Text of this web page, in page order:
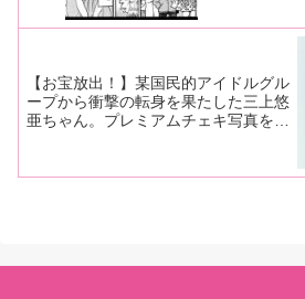
【お宝放出！】某国民的アイドルグル
ープから衝撃の転身を果たした三上悠
亜ちゃん。プレミアムチェキ写真を限